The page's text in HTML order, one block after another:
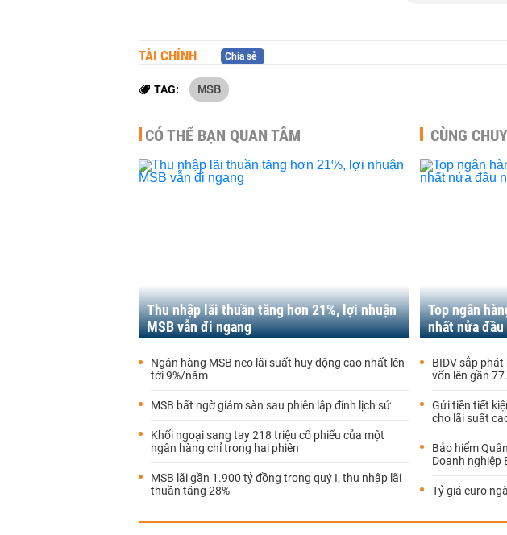
TÀI CHÍNH Chia sẻ
TAG: MSB
CÓ THỂ BẠN QUAN TÂM
Thu nhập lãi thuần tăng hơn 21%, lợi nhuận
MSB vẫn đi ngang
Ngân hàng MSB neo lãi suất huy động cao nhất lên
tới 9%/năm
MSB bất ngờ giảm sàn sau phiên lập đỉnh lịch sử
Khối ngoại sang tay 218 triệu cổ phiếu của một
ngân hàng chỉ trong hai phiên
MSB lãi gần 1.900 tỷ đồng trong quý I, thu nhập lãi
thuần tăng 28%
CÙNG
Top ngân
nhất nửa đầu
BIDV sắp
vốn lên gần
Gửi tiền tiết
cho lãi suất
Bảo hiểm
Doanh nghiệp
Tỷ giá euro